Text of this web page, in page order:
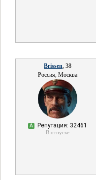
Brissen, 38
Россия, Москва
А Репутация: 32461
В отпуске